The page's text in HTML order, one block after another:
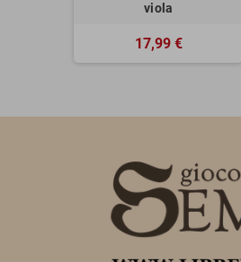
viola
17,99 €